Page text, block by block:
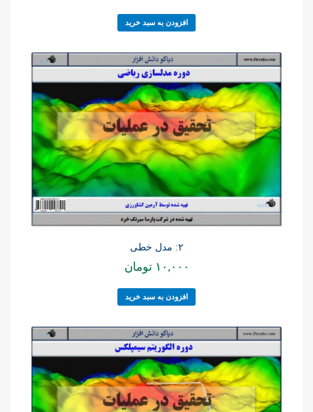
افزودن به سبد خرید
۲: مدل خطی
۱۰,۰۰۰ تومان
افزودن به سبد خرید